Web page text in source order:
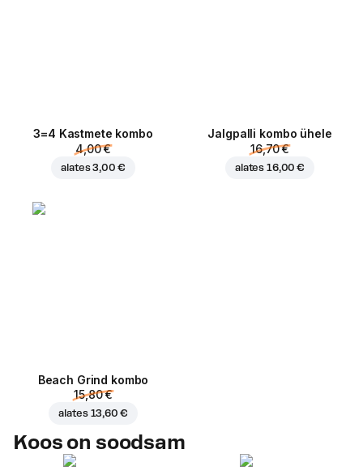
3=4 Kastmete kombo
4,00 €
alates3,00 €
Jalgpalli kombo ühele
16,70 €
alates 16,00 €
Beach Grind kombo
15,80 €
alates 13,60 €
Koos on soodsam